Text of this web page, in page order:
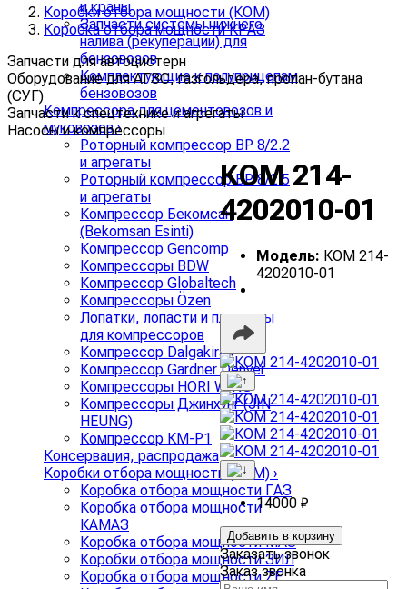
и краны
Запчасти системы нижнего
налива (рекуперации) для
бензовозов
Комплектующие к полуприцепам
бензовозов
Компрессора для цементовозов и
муковозов›
Роторный компрессор ВР 8/2.2
и агрегаты
Роторный компрессор ВР 8/2.5
и агрегаты
Компрессор Бекомсан
(Bekomsan Esinti)
Компрессор Gencomp
Компрессоры BDW
Компрессор Globaltech
Компрессоры Özen
Лопатки, лопасти и пластины
для компрессоров
Компрессор Dalgakiran
Компрессор Gardner Denver
Компрессоры HORI WING
Компрессоры Джинхунг (JIN
HEUNG)
Компрессор КМ-Р1
Консервация, распродажа
Коробки отбора мощности (КОМ) ›
Коробка отбора мощности ГАЗ
Коробка отбора мощности
КАМАЗ
Коробка отбора мощности МАЗ
Коробки отбора мощности ЗИЛ
Коробка отбора мощности ZF
Коробки отбора мощности (КОМ)
Коробка отбора мощности КРАЗ
Запчасти для автоцистерн
Оборудование для АГЗС, газгольдера, пропан-бутана
(СУГ)
Запчасти к спецтехнике и агрегаты
Насосы и компрессоры
КОМ 214-
4202010-01
Модель: КОМ 214-
4202010-01
14000 ₽
Добавить в корзину
Заказать звонок
Заказ звонка